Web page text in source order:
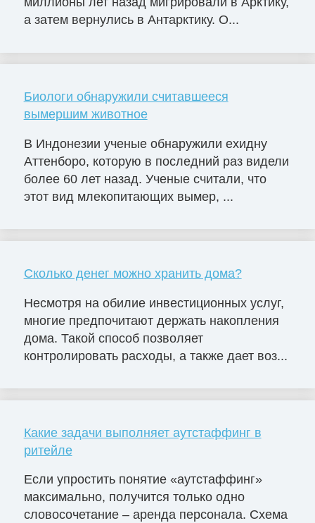
а затем вернулись в Антарктику. О...
Биологи обнаружили считавшееся
вымершим животное
В Индонезии ученые обнаружили ехидну
Аттенборо, которую в последний раз видели
более 60 лет назад. Ученые считали, что
этот вид млекопитающих вымер, ...
Сколько денег можно хранить дома?
Несмотря на обилие инвестиционных услуг,
многие предпочитают держать накопления
дома. Такой способ позволяет
контролировать расходы, а также дает воз...
Какие задачи выполняет аутстаффинг в
ритейле
Если упростить понятие «аутстаффинг»
максимально, получится только одно
словосочетание – аренда персонала. Схема